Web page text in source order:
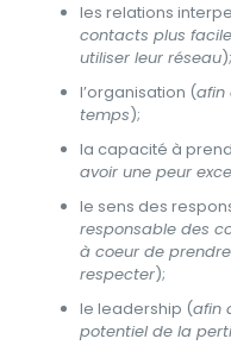
les relations
contacts plus
utiliser leur réseau);
l’organisation (afin
temps);
la capacité à
avoir une peur
le sens des
responsable des
à coeur de
respecter);
le leadership (afin
potentiel de la